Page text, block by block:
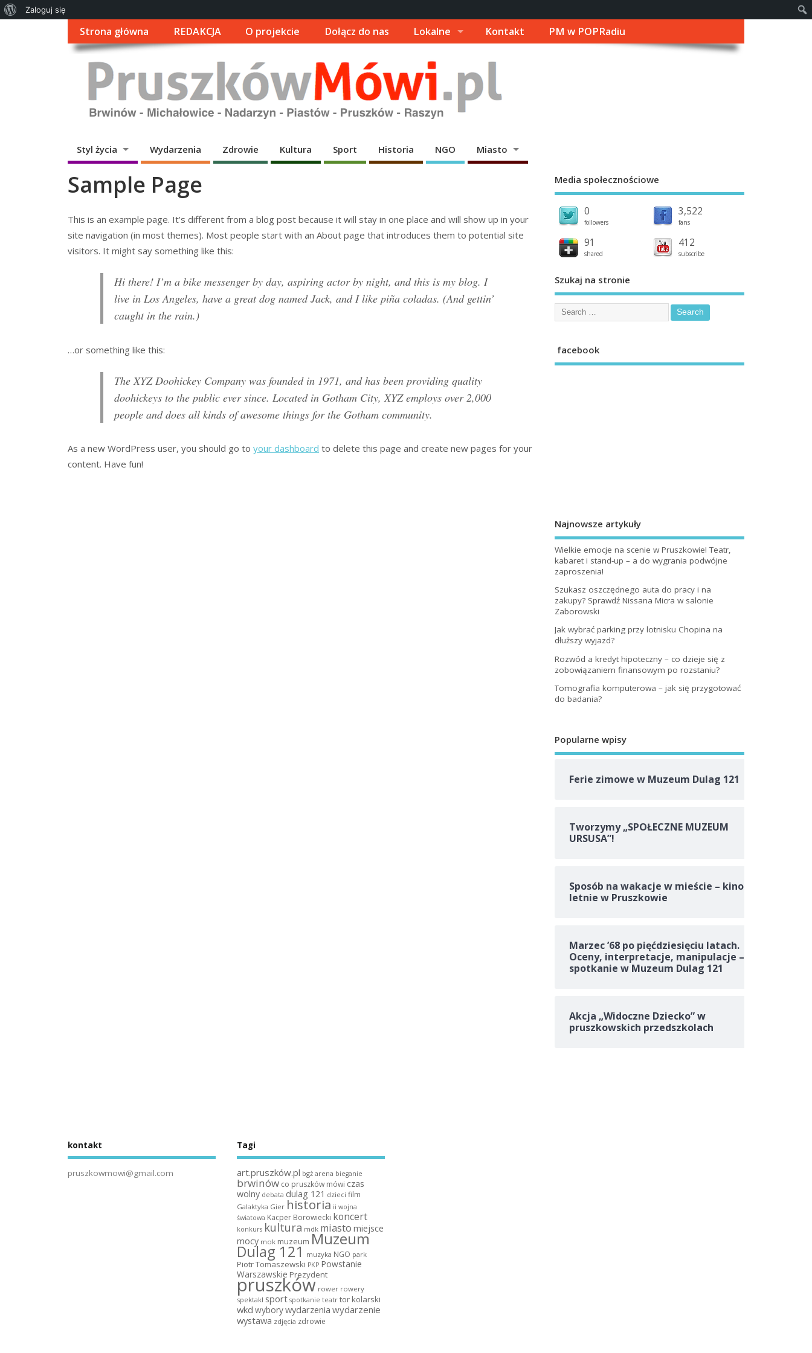
Strona główna REDAKCJA O projekcie Dołącz do nas Lokalne Kontakt PM w POPRadiu
Styl życia Wydarzenia Zdrowie Kultura Sport Historia NGO Miasto
Sample Page
This is an example page. It’s different from a blog post because it will stay in one place and will show up in your
site navigation (in most themes). Most people start with an About page that introduces them to potential site
visitors. It might say something like this:
Hi there! I’m a bike messenger by day, aspiring actor by night, and this is my blog. I
live in Los Angeles, have a great dog named Jack, and I like piña coladas. (And gettin’
caught in the rain.)
…or something like this:
The XYZ Doohickey Company was founded in 1971, and has been providing quality
doohickeys to the public ever since. Located in Gotham City, XYZ employs over 2,000
people and does all kinds of awesome things for the Gotham community.
As a new WordPress user, you should go to your dashboard to delete this page and create new pages for your
content. Have fun!
Media społecznościowe
0
followers
3,522
fans
91
shared
412
subscribe
Szukaj na stronie
facebook
Najnowsze artykuły
Wielkie emocje na scenie w Pruszkowie! Teatr,
kabaret i stand-up – a do wygrania podwójne
zaproszenia!
Szukasz oszczędnego auta do pracy i na
zakupy? Sprawdź Nissana Micra w salonie
Zaborowski
Jak wybrać parking przy lotnisku Chopina na
dłuższy wyjazd?
Rozwód a kredyt hipoteczny – co dzieje się z
zobowiązaniem finansowym po rozstaniu?
Tomografia komputerowa – jak się przygotować
do badania?
Popularne wpisy
Ferie zimowe w Muzeum Dulag 121
Tworzymy „SPOŁECZNE MUZEUM
URSUSA”!
Sposób na wakacje w mieście – kino
letnie w Pruszkowie
Marzec ’68 po pięćdziesięciu latach.
Oceny, interpretacje, manipulacje –
spotkanie w Muzeum Dulag 121
Akcja „Widoczne Dziecko” w
pruszkowskich przedszkolach
kontakt
pruszkowmowi@gmail.com
Tagi
art.pruszków.pl bgż arena bieganie
brwinów co pruszków mówi czas
wolny debata dulag 121 dzieci film
Galaktyka Gier historia ii wojna
światowa Kacper Borowiecki koncert
konkurs kultura mdk miasto miejsce
mocy mok muzeum Muzeum
Dulag 121 muzyka NGO park
Piotr Tomaszewski PKP Powstanie
Warszawskie Prezydent
pruszków rower rowery
spektakl sport spotkanie teatr tor kolarski
wkd wyborywydarzenia wydarzenie
wystawa zdjęcia zdrowie
Zaloguj się